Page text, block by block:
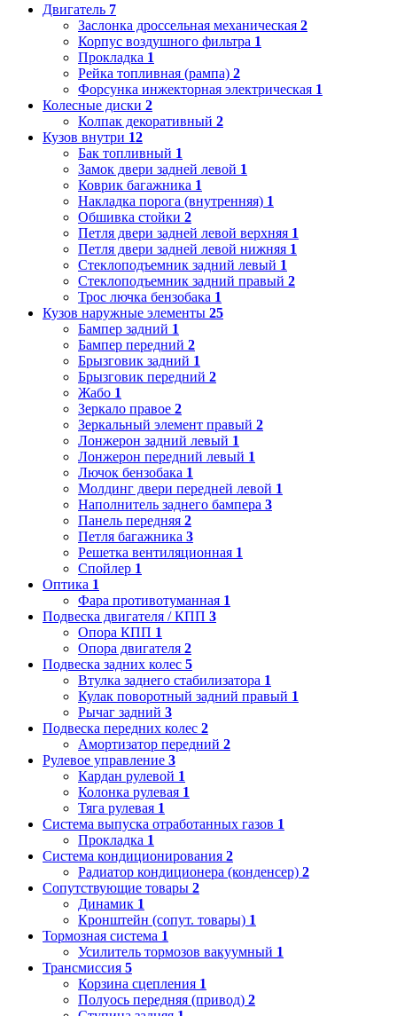
Двигатель 7
Заслонка дроссельная механическая 2
Корпус воздушного фильтра 1
Прокладка 1
Рейка топливная (рампа) 2
Форсунка инжекторная электрическая 1
Колесные диски 2
Колпак декоративный 2
Кузов внутри 12
Бак топливный 1
Замок двери задней левой 1
Коврик багажника 1
Накладка порога (внутренняя) 1
Обшивка стойки 2
Петля двери задней левой верхняя 1
Петля двери задней левой нижняя 1
Стеклоподъемник задний левый 1
Стеклоподъемник задний правый 2
Трос лючка бензобака 1
Кузов наружные элементы 25
Бампер задний 1
Бампер передний 2
Брызговик задний 1
Брызговик передний 2
Жабо 1
Зеркало правое 2
Зеркальный элемент правый 2
Лонжерон задний левый 1
Лонжерон передний левый 1
Лючок бензобака 1
Молдинг двери передней левой 1
Наполнитель заднего бампера 3
Панель передняя 2
Петля багажника 3
Решетка вентиляционная 1
Спойлер 1
Оптика 1
Фара противотуманная 1
Подвеска двигателя / КПП 3
Опора КПП 1
Опора двигателя 2
Подвеска задних колес 5
Втулка заднего стабилизатора 1
Кулак поворотный задний правый 1
Рычаг задний 3
Подвеска передних колес 2
Амортизатор передний 2
Рулевое управление 3
Кардан рулевой 1
Колонка рулевая 1
Тяга рулевая 1
Система выпуска отработанных газов 1
Прокладка 1
Система кондиционирования 2
Радиатор кондиционера (конденсер) 2
Сопутствующие товары 2
Динамик 1
Кронштейн (сопут. товары) 1
Тормозная система 1
Усилитель тормозов вакуумный 1
Трансмиссия 5
Корзина сцепления 1
Полуось передняя (привод) 2